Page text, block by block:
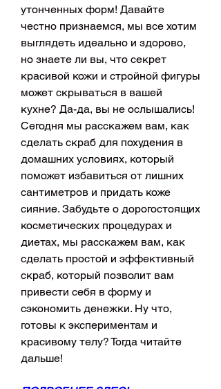
утонченных форм! Давайте
честно признаемся, мы все хотим
выглядеть идеально и здорово,
но знаете ли вы, что секрет
красивой кожи и стройной фигуры
может скрываться в вашей
кухне? Да-да, вы не ослышались!
Сегодня мы расскажем вам, как
сделать скраб для похудения в
домашних условиях, который
поможет избавиться от лишних
сантиметров и придать коже
сияние. Забудьте о дорогостоящих
косметических процедурах и
диетах, мы расскажем вам, как
сделать простой и эффективный
скраб, который позволит вам
привести себя в форму и
сэкономить денежки. Ну что,
готовы к экспериментам и
красивому телу? Тогда читайте
дальше!